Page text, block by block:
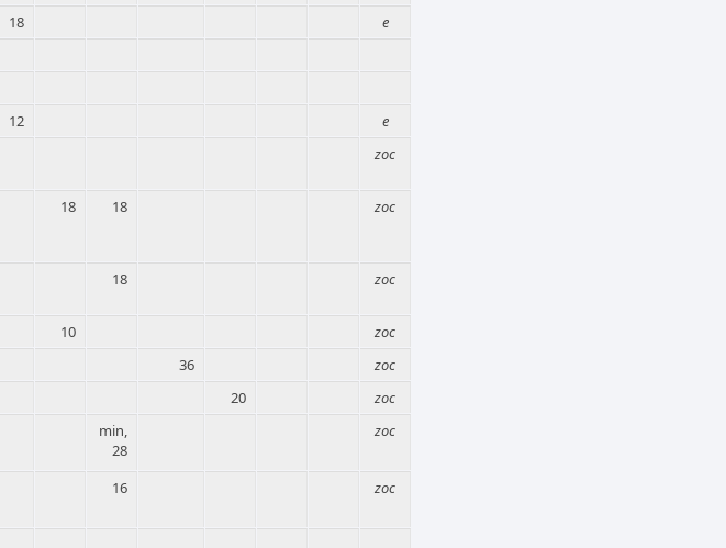
18
e
12
e
zoc
18 18 zoc
18 zoc
10
zoc
36
zoc
20
zoc
min,
28
zoc
16 zoc